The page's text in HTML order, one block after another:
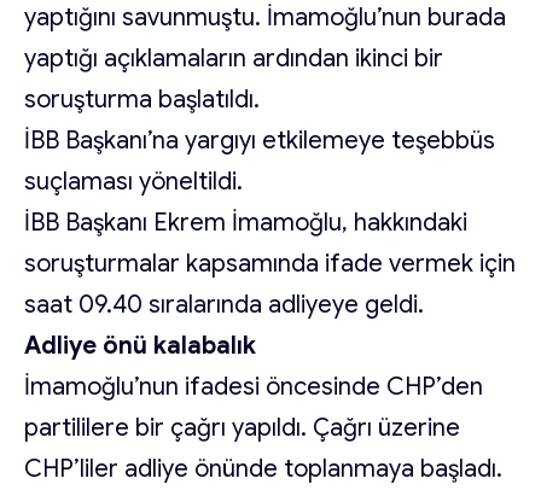
yaptığını savunmuştu. İmamoğlu’nun burada
yaptığı açıklamaların ardından ikinci bir
soruşturma başlatıldı.
İBB Başkanı’na yargıyı etkilemeye teşebbüs
suçlaması yöneltildi.
İBB Başkanı Ekrem İmamoğlu, hakkındaki
soruşturmalar kapsamında ifade vermek için
saat 09.40 sıralarında adliyeye geldi.
Adliye önü kalabalık
İmamoğlu’nun ifadesi öncesinde CHP’den
partililere bir çağrı yapıldı. Çağrı üzerine
CHP’liler adliye önünde toplanmaya başladı.